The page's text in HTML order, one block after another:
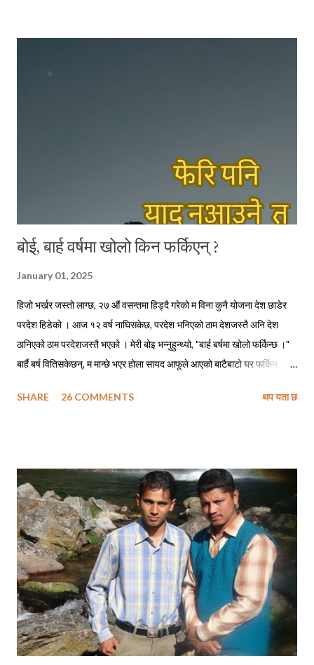
रहेछन् । आफूलाई भेट्न निम्ता दिएको साथीसँग भेट नभएपछि कामको खोजीमा
बोई, बार्ह वर्षमा खोलो किन फर्किएन् ?
January 01, 2025
हिजो भर्खर जस्तो लाग्छ, २७ औं वसन्तमा हिड्दै गरेको म विना कुनै योजना देश छाडेर
परदेश हिडेको । आज १२ वर्ष नाघिसकेछ, परदेश भनिएको ठाम देशजस्तै अनि देश
ठानिएको ठाम परदेशजस्तै भएको । मेरी बोइ भन्नुहुन्थ्यो, "बार्ह बर्षमा खोलो फर्किन्छ ।"
बार्है बर्ष वितिसकेछन्, म मान्छे भएर होला सायद आफूले आएको बाटैबाटो घर फर्किन
फोन गरेर म सोध्दो हुँ, - बोइ बार्ह वर्षमा खोलो कसरी फर्किन्छ ? सिकाइमाग्दो हुँ फर्किने
पक्की घरको दैलोभित्र । दिनहरू यस्ता पनि थिए, जहिले म कविताहरू लेख्ने गर्थेँ
। मेरा कविताहरूमा देश छाड्नेहरूलाई स्वदेशमैं बस्नु भनेर आव्हान हुने गर्थे । अहिले म
तीनै कविताहरूका पात्र बनेर आफैले बाँच्नु परेको परिस्थितीलाई पचाउने प्रयत्न गर्दै...
SHARE 26 COMMENTS थप यता छ